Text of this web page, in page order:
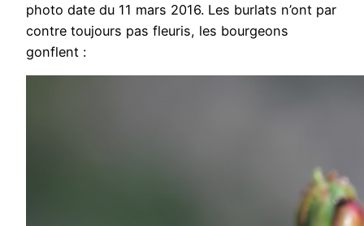
photo date du 11 mars 2016. Les burlats n’ont par
contre toujours pas fleuris, les bourgeons
gonflent :